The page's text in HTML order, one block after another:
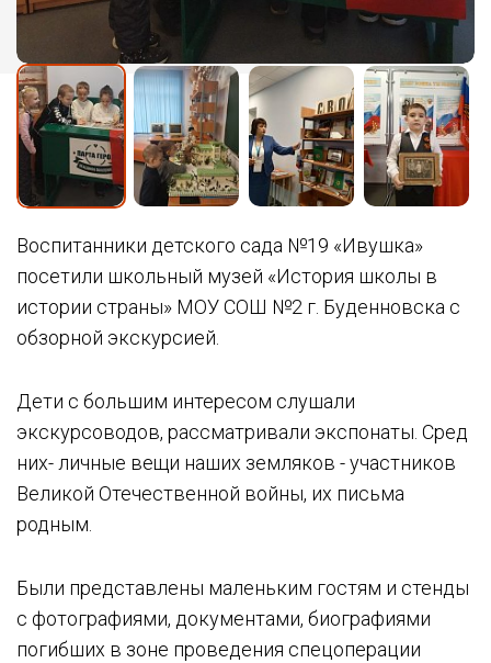
Воспитанники детского сада №19 «Ивушка»
посетили школьный музей «История школы в
истории страны» МОУ СОШ №2 г. Буденновска с
обзорной экскурсией.
Дети с большим интересом слушали
экскурсоводов, рассматривали экспонаты. Сред
них- личные вещи наших земляков - участников
Великой Отечественной войны, их письма
родным.
Были представлены маленьким гостям и стенды
с фотографиями, документами, биографиями
погибших в зоне проведения спецоперации